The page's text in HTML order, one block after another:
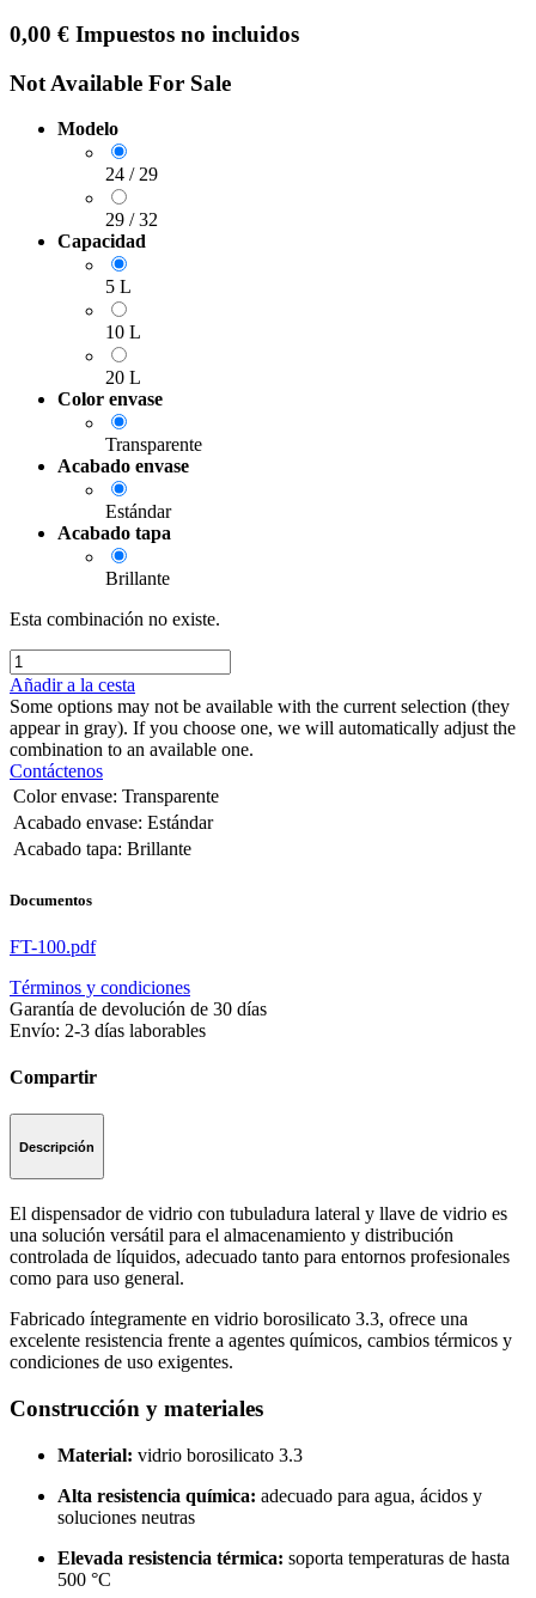
0,00 € Impuestos no incluidos
Not Available For Sale
Modelo
24 / 29
29 / 32
Capacidad
5 L
10 L
20 L
Color envase
Transparente
Acabado envase
Estándar
Acabado tapa
Brillante
Esta combinación no existe.
Añadir a la cesta
Some options may not be available with the current selection (they
appear in gray). If you choose one, we will automatically adjust the
combination to an available one.
Contáctenos
Color envase: Transparente
Acabado envase: Estándar
Acabado tapa: Brillante
Documentos
FT-100.pdf
Términos y condiciones
Garantía de devolución de 30 días
Envío: 2-3 días laborables
Compartir
Descripción
El dispensador de vidrio con tubuladura lateral y llave de vidrio es
una solución versátil para el almacenamiento y distribución
controlada de líquidos, adecuado tanto para entornos profesionales
como para uso general.
Fabricado íntegramente en vidrio borosilicato 3.3, ofrece una
excelente resistencia frente a agentes químicos, cambios térmicos y
condiciones de uso exigentes.
Construcción y materiales
Material: vidrio borosilicato 3.3
Alta resistencia química: adecuado para agua, ácidos y
soluciones neutras
Elevada resistencia térmica: soporta temperaturas de hasta
500 °C